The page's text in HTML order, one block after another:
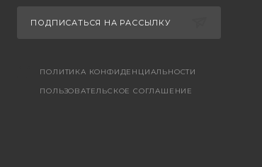
ПОДПИСАТЬСЯ НА РАССЫЛКУ
ПОЛИТИКА КОНФИДЕНЦИАЛЬНОСТИ
ПОЛЬЗОВАТЕЛЬСКОЕ СОГЛАШЕНИЕ